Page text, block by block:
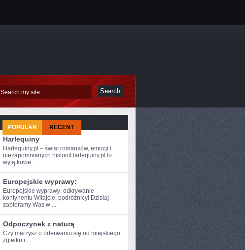
POPULAR RECENT
Harlequiny
Harlequiny.pl – świat romansów, emocji i
niezapomnianych historiiHarlequiny.pl to
wyjątkowe ...
Europejskie wyprawy:
Europejskie wyprawy: ⁣odkrywanie
kontynentu Witajcie, podróżnicy! Dzisiaj
zabieramy Was w ...
Odpoczynek z naturą
Czy marzysz o oderwaniu ​się od miejskiego
zgiełku i ...